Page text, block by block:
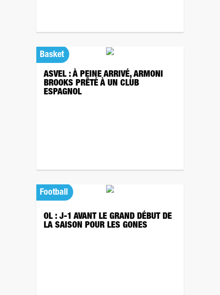
Basket
ASVEL : À PEINE ARRIVÉ, ARMONI
BROOKS PRÊTÉ À UN CLUB
ESPAGNOL
Football
OL : J-1 AVANT LE GRAND DÉBUT DE
LA SAISON POUR LES GONES